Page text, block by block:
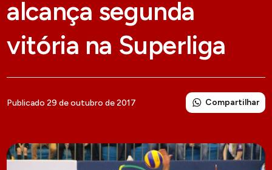
alcança segunda
vitória na Superliga
Publicado 29 de outubro de 2017 Compartilhar